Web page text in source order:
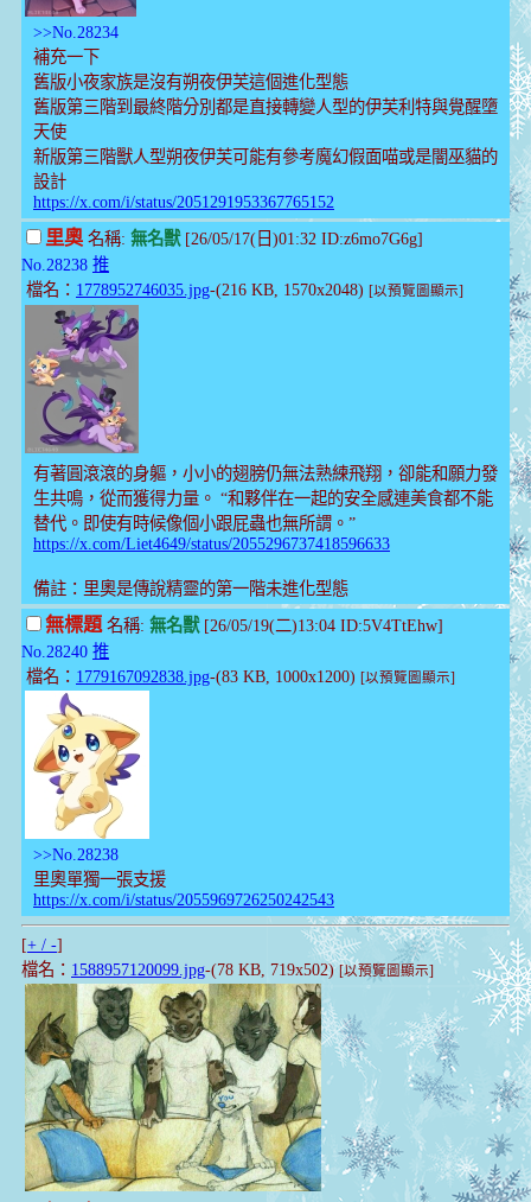
>>No.28234
補充一下
舊版小夜家族是沒有朔夜伊芙這個進化型態
舊版第三階到最終階分別都是直接轉變人型的伊芙利特與覺醒墮
天使
新版第三階獸人型朔夜伊芙可能有參考魔幻假面喵或是闇巫貓的
設計
https://x.com/i/status/2051291953367765152
里奧 名稱: 無名獸[26/05/17(日)01:32 ID:z6mo7G6g]
No.28238 推
檔名： 1778952746035.jpg-(216 KB, 1570x2048) [以預覽圖顯示]
有著圓滾滾的身軀，小小的翅膀仍無法熟練飛翔，卻能和願力發
生共鳴，從而獲得力量。 “和夥伴在一起的安全感連美食都不能
替代。即使有時候像個小跟屁蟲也無所謂。”
https://x.com/Liet4649/status/2055296737418596633
備註：里奧是傳說精靈的第一階未進化型態
無標題名稱: 無名獸[26/05/19(二)13:04 ID:5V4TtEhw]
No.28240 推
檔名： 1779167092838.jpg-(83 KB, 1000x1200) [以預覽圖顯示]
>>No.28238
里奧單獨一張支援
https://x.com/i/status/2055969726250242543
[+ / -]
檔名： 1588957120099.jpg-(78 KB, 719x502)[以預覽圖顯示]